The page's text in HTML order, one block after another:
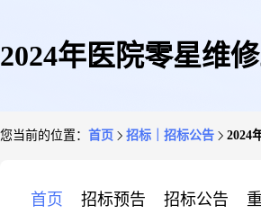
2024年医院零星维
您当前的位置： 首页 招标｜招标公告 2024
首页 招标预告 招标公告